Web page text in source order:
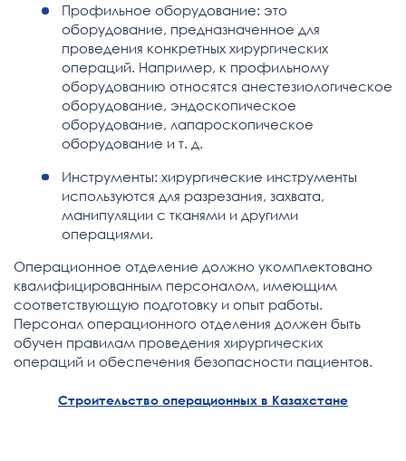
Профильное оборудование: это
оборудование, предназначенное для
проведения конкретных хирургических
операций. Например, к профильному
оборудованию относятся анестезиологическое
оборудование, эндоскопическое
оборудование, лапароскопическое
оборудование и т. д.
Инструменты: хирургические инструменты
используются для разрезания, захвата,
манипуляции с тканями и другими
операциями.
Операционное отделение должно укомплектовано
квалифицированным персоналом, имеющим
соответствующую подготовку и опыт работы.
Персонал операционного отделения должен быть
обучен правилам проведения хирургических
операций и обеспечения безопасности пациентов.
Строительство операционных в Казахстане